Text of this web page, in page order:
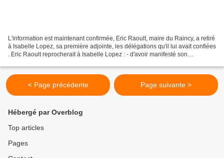
L'information est maintenant confirmée, Eric Raoult, maire du Raincy, a retiré
à Isabelle Lopez, sa première adjointe, les délégations qu'il lui avait confiées
. Eric Raoult reprocherait à Isabelle Lopez : - d'avoir manifesté son
< Page précédente Page suivante >
Hébergé par Overblog
Top articles
Pages